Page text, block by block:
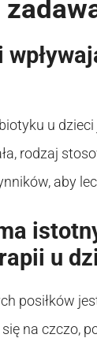
u
rodzaj
aby
u
posiłków
na czczo,